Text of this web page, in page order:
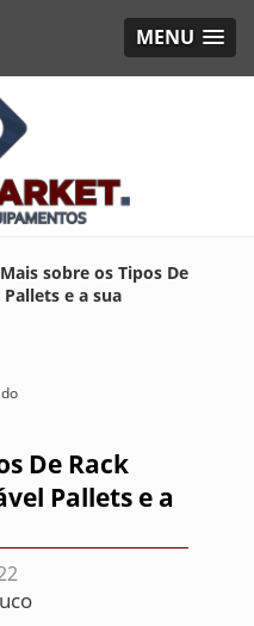
MENU
Mais sobre os Tipos De
e a sua
De Rack
Pallets e a